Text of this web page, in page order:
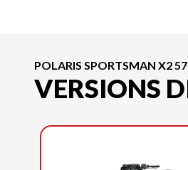
POLARIS SPORTSMAN X2
VERSIONS